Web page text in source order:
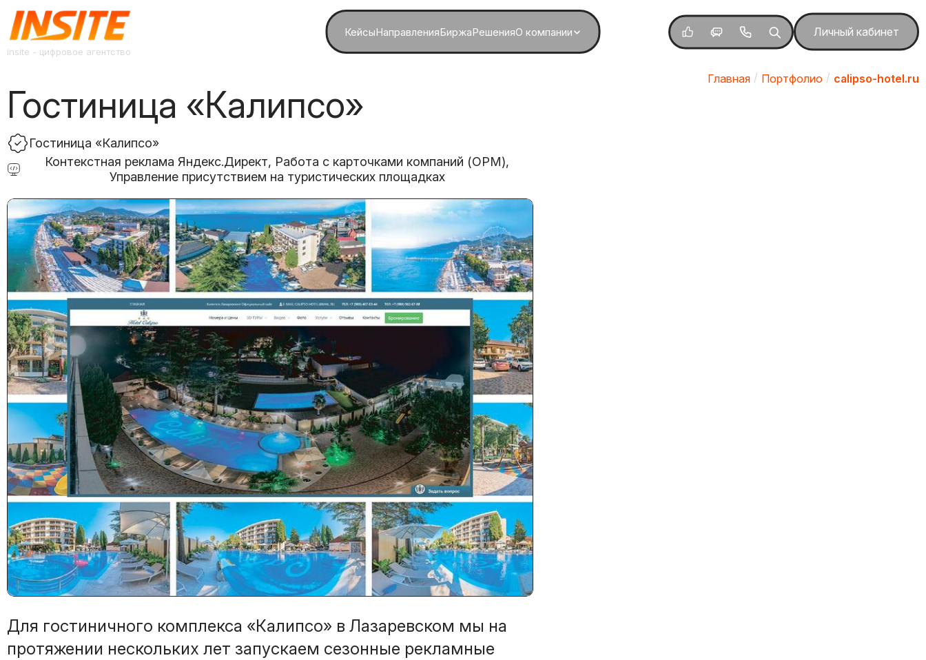
insite - цифровое агентство
КейсыНаправленияБиржаРешенияО компании Личный кабинет
Главная Портфолио calipso-hotel.ru
Гостиница «Калипсо»
Гостиница «Калипсо»
Контекстная реклама Яндекс.Директ, Работа с карточками компаний (ОРМ),
Управление присутствием на туристических площадках
Для гостиничного комплекса «Калипсо» в Лазаревском мы на
протяжении нескольких лет запускаем сезонные рекламные